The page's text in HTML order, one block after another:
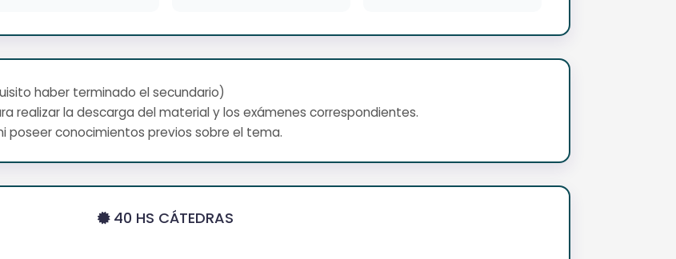
haber terminado el secundario)
realizar la descarga del material y los exámenes correspondientes.
poseer conocimientos previos sobre el tema.
40 HS CÁTEDRAS